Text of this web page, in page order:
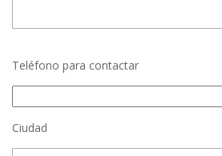
Teléfono para contactar
Ciudad